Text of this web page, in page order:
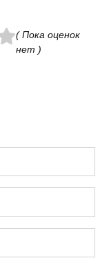
( Пока оценок
нет )